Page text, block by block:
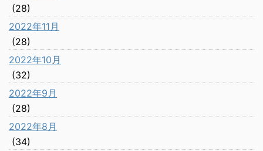
(28)
2022年11月
(28)
2022年10月
(32)
2022年9月
(28)
2022年8月
(34)